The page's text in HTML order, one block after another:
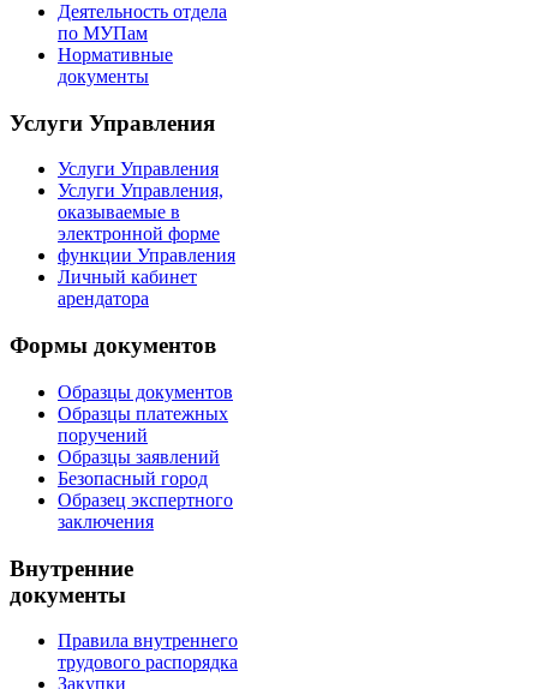
Деятельность отдела
по МУПам
Нормативные
документы
Услуги Управления
Услуги Управления
Услуги Управления,
оказываемые в
электронной форме
функции Управления
Личный кабинет
арендатора
Формы документов
Образцы документов
Образцы платежных
поручений
Образцы заявлений
Безопасный город
Образец экспертного
заключения
Внутренние
документы
Правила внутреннего
трудового распорядка
Закупки